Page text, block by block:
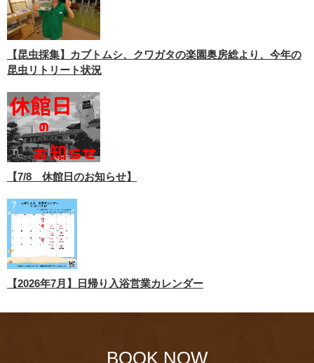
【昆虫採集】カブトムシ、クワガタの楽園奥房総より、今年の
昆虫リトリート状況
【7/8 休館日のお知らせ】
【2026年7月】日帰り入浴営業カレンダー
BOOK NOW